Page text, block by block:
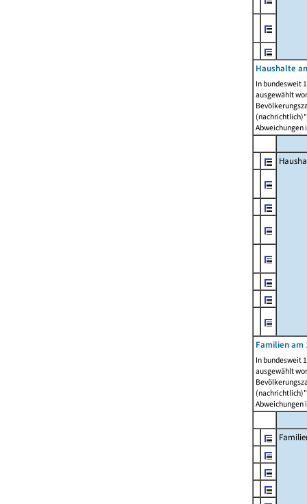
Haushalte
In bundesweit
ausgewählt
Abweichungen
Familien am
In bundesweit
ausgewählt
Abweichungen